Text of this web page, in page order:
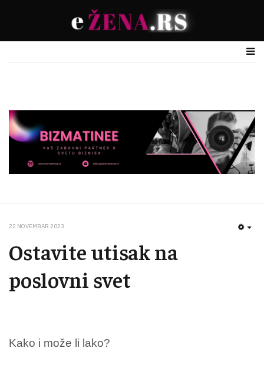
22 NOVEMBAR 2023
Ostavite utisak na
poslovni svet
Kako i može li lako?